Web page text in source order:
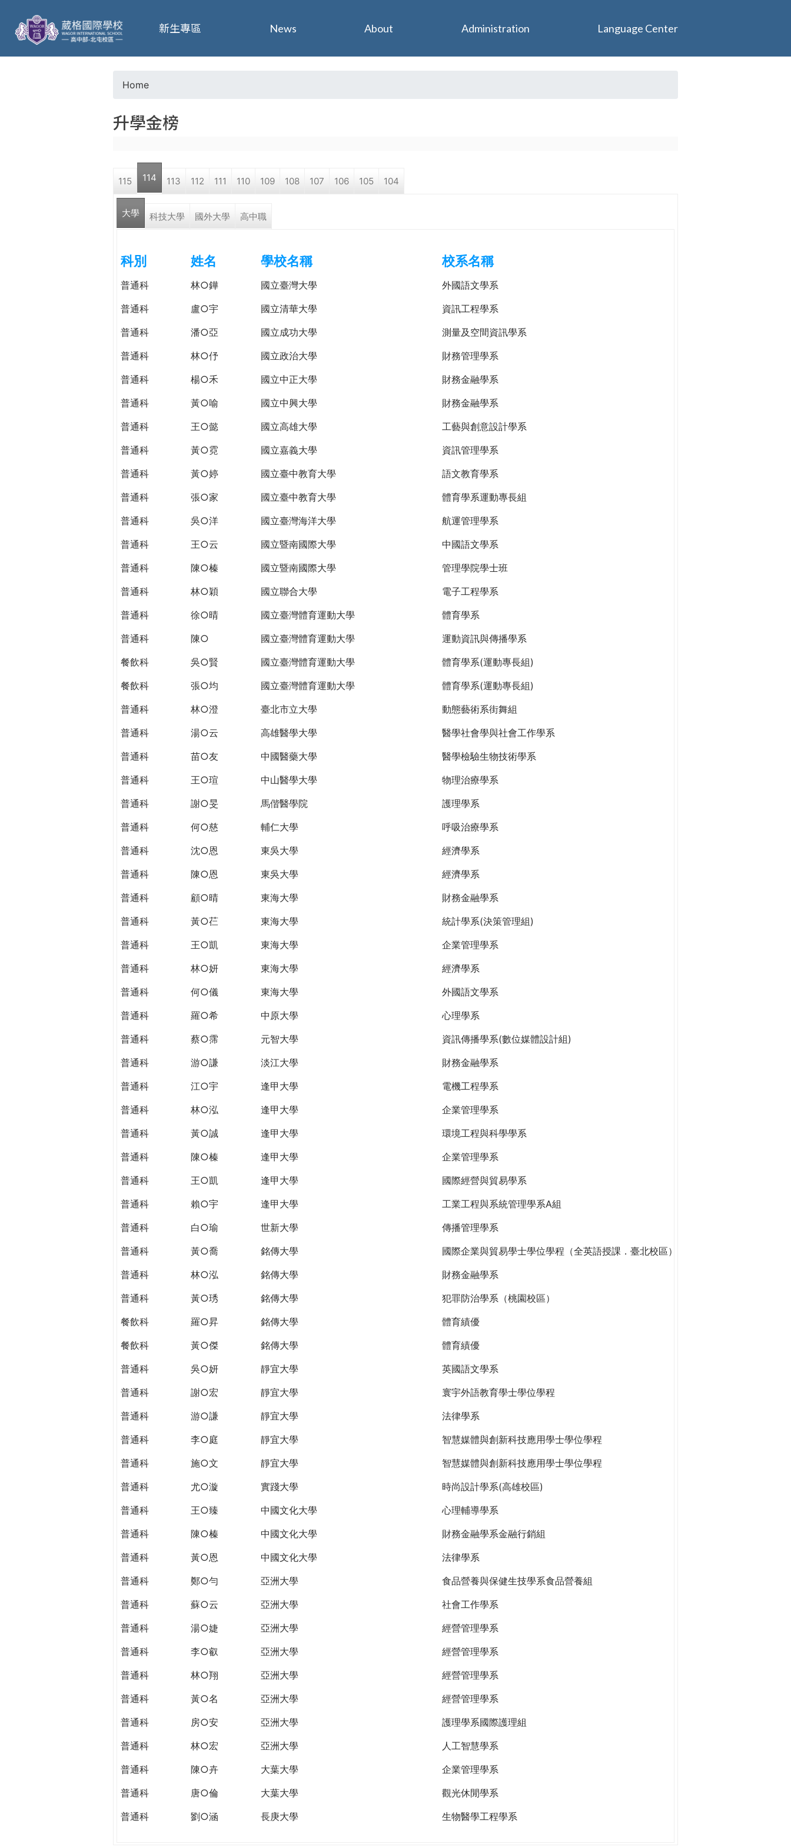
葳
格
o
a
r
e
r
e
Home
升學金榜
115 114 113 112 111 110 109 108 107 106 105 104
大學 科技大學 國外大學 高中職
科別 姓名 學校名稱 校系名稱
普通科 林○鏵 國立臺灣大學
外國語文學系
普通科
盧○宇 國立清華大學
資訊工程學系
普通科
潘○亞 國立成功大學
測量及空間資訊學系
普通科
林○伃 國立政治大學
財務管理學系
普通科
楊○禾 國立中正大學
財務金融學系
普通科
黃○喻 國立中興大學
財務金融學系
普通科
王○懿 國立高雄大學
工藝與創意設計學系
普通科
黃○霓 國立嘉義大學
資訊管理學系
普通科
黃○婷 國立臺中教育大學
語文教育學系
普通科
張○家 國立臺中教育大學
體育學系運動專長組
普通科
吳○洋 國立臺灣海洋大學
航運管理學系
普通科
王○云 國立暨南國際大學
中國語文學系
普通科
陳○榛 國立暨南國際大學
管理學院學士班
普通科
林○穎 國立聯合大學
電子工程學系
普通科
徐○晴 國立臺灣體育運動大學
體育學系
普通科
陳○ 國立臺灣體育運動大學
運動資訊與傳播學系
餐飲科
吳○賢 國立臺灣體育運動大學
體育學系(運動專長組)
餐飲科
張○均 國立臺灣體育運動大學
體育學系(運動專長組)
普通科
林○澄 臺北市立大學
動態藝術系街舞組
普通科
湯○云 高雄醫學大學
醫學社會學與社會工作學系
普通科
苗○友 中國醫藥大學
醫學檢驗生物技術學系
普通科
王○瑄 中山醫學大學
物理治療學系
普通科
謝○旻 馬偕醫學院
護理學系
普通科
何○慈 輔仁大學
呼吸治療學系
普通科
沈○恩 東吳大學
經濟學系
普通科
陳○恩 東吳大學
經濟學系
普通科
顧○晴 東海大學
財務金融學系
普通科
黃○芢 東海大學
統計學系(決策管理組)
普通科
王○凱 東海大學
企業管理學系
普通科
林○妍 東海大學
經濟學系
普通科
何○儀 東海大學
外國語文學系
普通科
羅○希 中原大學
心理學系
普通科
蔡○霈 元智大學
資訊傳播學系(數位媒體設計組)
普通科
游○謙 淡江大學
財務金融學系
普通科
江○宇 逢甲大學
電機工程學系
普通科
林○泓 逢甲大學
企業管理學系
普通科
黃○誠 逢甲大學
環境工程與科學學系
普通科
陳○榛 逢甲大學
企業管理學系
普通科
王○凱 逢甲大學
國際經營與貿易學系
普通科
賴○宇 逢甲大學
工業工程與系統管理學系A組
普通科
白○瑜 世新大學
傳播管理學系
普通科
黃○喬 銘傳大學
國際企業與貿易學士學位學程（全英語授課．臺北校區）
普通科
林○泓 銘傳大學
財務金融學系
普通科
黃○琇 銘傳大學
犯罪防治學系（桃園校區）
餐飲科
羅○昇 銘傳大學
體育績優
餐飲科
黃○傑 銘傳大學
體育績優
普通科
吳○妍 靜宜大學
英國語文學系
普通科
謝○宏 靜宜大學
寰宇外語教育學士學位學程
普通科
游○謙 靜宜大學
法律學系
普通科
李○庭 靜宜大學
智慧媒體與創新科技應用學士學位學程
普通科
施○文 靜宜大學
智慧媒體與創新科技應用學士學位學程
普通科
尤○漩 實踐大學
時尚設計學系(高雄校區)
普通科
王○臻 中國文化大學
心理輔導學系
普通科
陳○榛 中國文化大學
財務金融學系金融行銷組
普通科
黃○恩 中國文化大學
法律學系
普通科
鄭○勻 亞洲大學
食品營養與保健生技學系食品營養組
普通科
蘇○云 亞洲大學
社會工作學系
普通科
湯○婕 亞洲大學
經營管理學系
普通科
李○叡 亞洲大學
經營管理學系
普通科
林○翔 亞洲大學
經營管理學系
普通科
黃○名 亞洲大學
經營管理學系
普通科
房○安 亞洲大學
護理學系國際護理組
普通科
林○宏 亞洲大學
人工智慧學系
普通科
陳○卉 大葉大學
企業管理學系
普通科
唐○倫 大葉大學
觀光休閒學系
普通科
劉○涵 長庚大學 生物醫學工程學系
新生專區 News About Administration Language Center